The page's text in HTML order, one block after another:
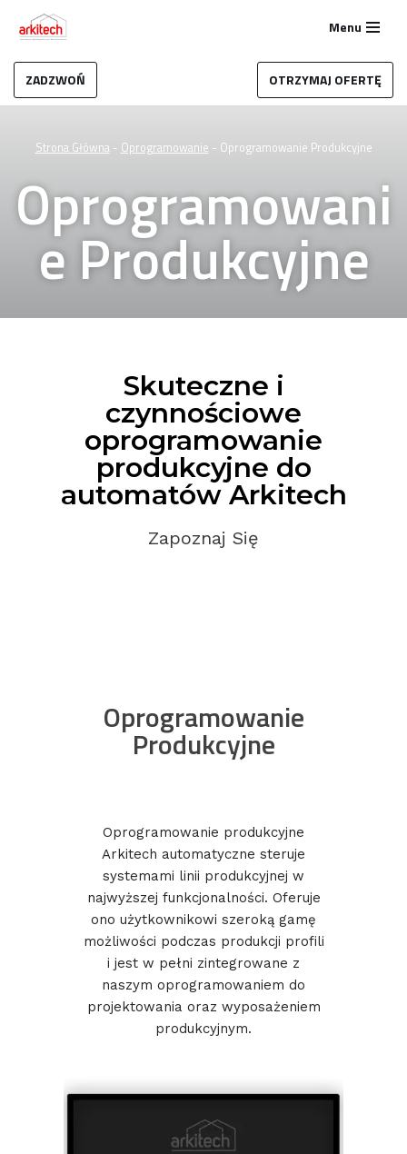
do
treści
Menu
ZADZWOŃ OTRZYMAJ OFERTĘ
Strona Główna- Oprogramowanie - Oprogramowanie Produkcyjne
Oprogramowani
e Produkcyjne
Skuteczne i
czynnościowe
oprogramowanie
produkcyjne do
automatów Arkitech
Zapoznaj Się
Oprogramowanie
Produkcyjne
Oprogramowanie produkcyjne
Arkitech automatyczne steruje
systemami linii produkcyjnej w
najwyższej funkcjonalności. Oferuje
ono użytkownikowi szeroką gamę
możliwości podczas produkcji profili
i jest w pełni zintegrowane z
naszym oprogramowaniem do
projektowania oraz wyposażeniem
produkcyjnym.